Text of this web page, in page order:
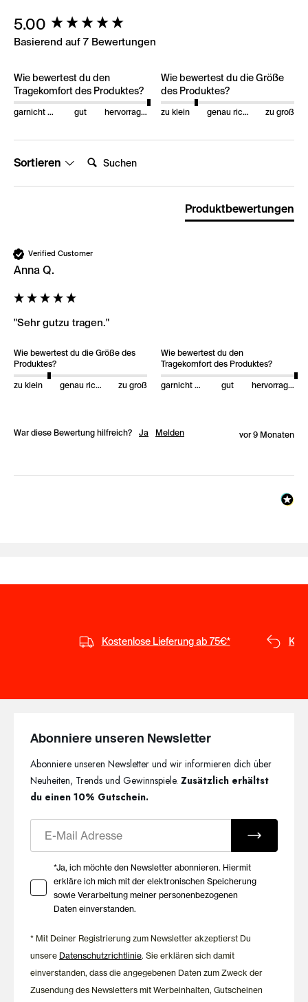
5.00
Basierend auf 7 Bewertungen
Wie bewertest du den
Tragekomfort des Produktes?
garnicht gut gut hervorragend
Wie bewertest du die Größe
des Produktes?
zu klein genau richtig zu groß
Sortieren
Produktbewertungen
Verified Customer
Anna Q.
"Sehr gutzu tragen."
Wie bewertest du die Größe des
Produktes?
zu klein genau richtig zu groß
Wie bewertest du den
Tragekomfort des Produktes?
garnicht gut gut hervorragend
War diese Bewertung hilfreich? Ja Melden vor 9 Monaten
New content loaded
Kostenlose Lieferung ab 75€*
Abonniere unseren Newsletter
Abonniere unseren Newsletter und wir informieren dich über
Neuheiten, Trends und Gewinnspiele.Zusätzlich erhältst
du einen 10% Gutschein.
Ihre Zustimmung zu Marketing E-Mails
*Ja, ich möchte den Newsletter abonnieren. Hiermit
erkläre ich mich mit der elektronischen Speicherung
sowie Verarbeitung meiner personenbezogenen
Daten einverstanden.
* Mit Deiner Registrierung zum Newsletter akzeptierst Du
unsere Datenschutzrichtlinie. Sie erklären sich damit
einverstanden, dass die angegebenen Daten zum Zweck der
Zusendung des Newsletters mit Werbeinhalten, Gutscheinen